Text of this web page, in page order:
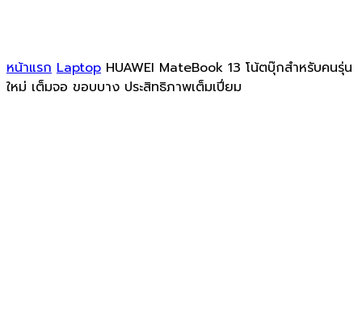
หน้าแรก Laptop HUAWEI MateBook 13 โน้ตบุ๊กสำหรับคนรุ่น
ใหม่ เต็มจอ ขอบบาง ประสิทธิภาพเต็มเปี่ยม